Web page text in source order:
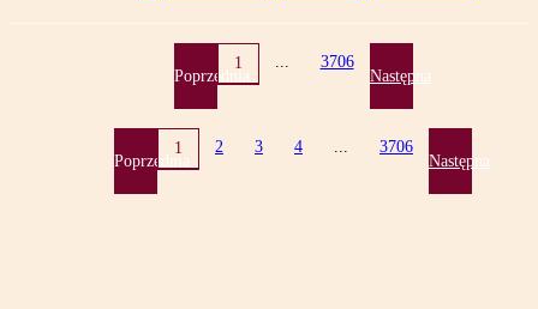
Poprzednia
1 ... 3706
Następna
Poprzednia
1 2 3 4 ... 3706
Następna